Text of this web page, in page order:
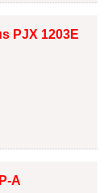
PJX 1203E
A